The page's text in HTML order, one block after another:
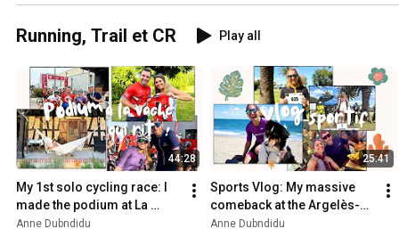
Running, Trail et CR Play all
44:28
My 1st solo cycling race: I
made the podium at La
Vache Qui Rit
Anne Dubndidu
25:41
Sports Vlog: My massive
comeback at the Argelès-
sur-Mer triathlon to finish...
Anne Dubndidu